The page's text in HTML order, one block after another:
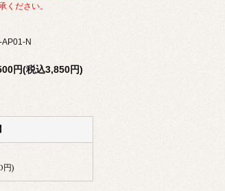
ください。
AP01-N
円(税込3,850円)
円)